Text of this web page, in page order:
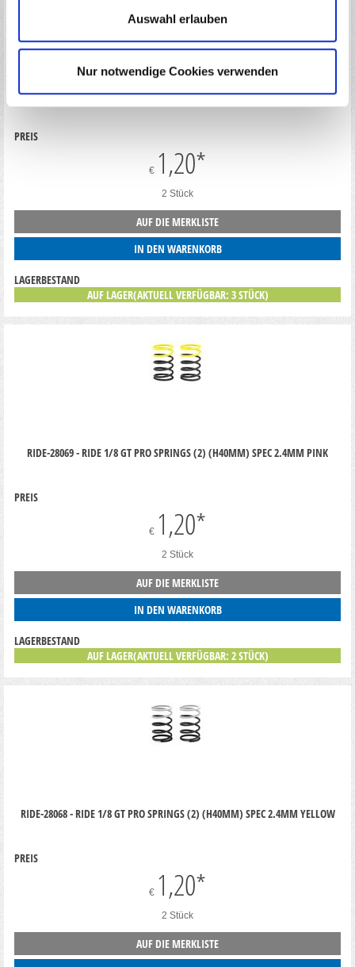
Auswahl erlauben
Nur notwendige Cookies verwenden
RIDE-28066 - RIDE 1/8 GT PRO SPRINGS (2) (H40MM) SPEC 2.3MM GREY
PREIS
€ 1,20*
2 Stück
AUF DIE MERKLISTE
IN DEN WARENKORB
LAGERBESTAND
AUF LAGER(AKTUELL VERFÜGBAR: 3 STÜCK)
RIDE-28069 - RIDE 1/8 GT PRO SPRINGS (2) (H40MM) SPEC 2.4MM PINK
PREIS
€ 1,20*
2 Stück
AUF DIE MERKLISTE
IN DEN WARENKORB
LAGERBESTAND
AUF LAGER(AKTUELL VERFÜGBAR: 2 STÜCK)
RIDE-28068 - RIDE 1/8 GT PRO SPRINGS (2) (H40MM) SPEC 2.4MM YELLOW
PREIS
€ 1,20*
2 Stück
AUF DIE MERKLISTE